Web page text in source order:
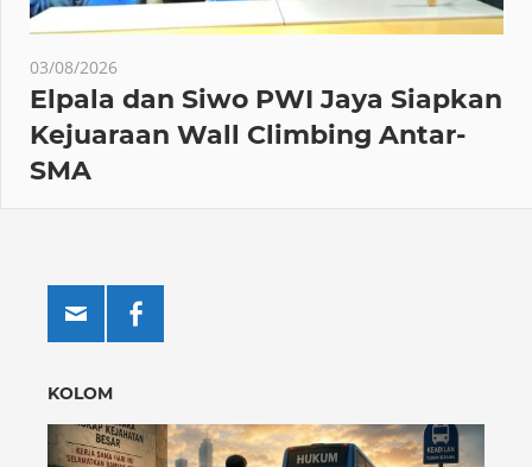
03/08/2026
Elpala dan Siwo PWI Jaya Siapkan
Kejuaraan Wall Climbing Antar-
SMA
KOLOM